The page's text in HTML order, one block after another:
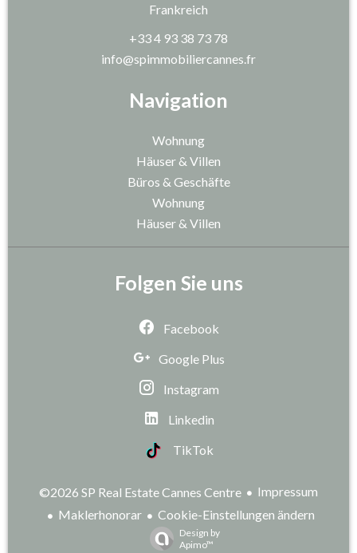
Navigation
Wohnung
Häuser & Villen
Büros & Geschäfte
Wohnung
Häuser & Villen
Frankreich
+33 4 93 38 73 78
info@spimmobiliercannes.fr
Folgen Sie uns
Facebook
Google Plus
Instagram
Linkedin
TikTok
©2026 SP Real Estate Cannes Centre
Impressum
Maklerhonorar
Cookie-Einstellungen ändern
Design by
Apimo™